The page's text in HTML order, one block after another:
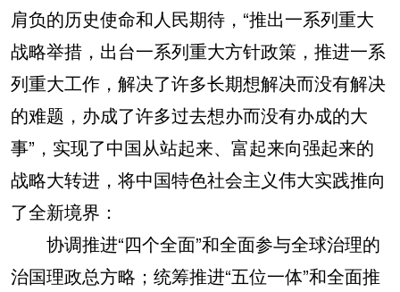
肩负的历史使命和人民期待，“推出一系列重大
战略举措，出台一系列重大方针政策，推进一系
列重大工作，解决了许多长期想解决而没有解决
的难题，办成了许多过去想办而没有办成的大
事”，实现了中国从站起来、富起来向强起来的
战略大转进，将中国特色社会主义伟大实践推向
了全新境界：
协调推进“四个全面”和全面参与全球治理的
治国理政总方略；统筹推进“五位一体”和全面推